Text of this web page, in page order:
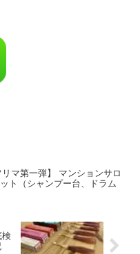
リマ第一弾】 マンションサロ
ト（シャンプー台、ドラム
検